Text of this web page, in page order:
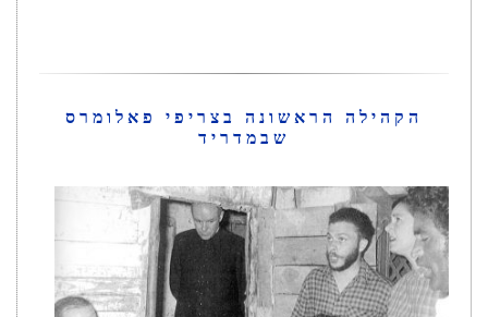
הקהילה הראשונה בצריפי פאלומרס
שבמדריד